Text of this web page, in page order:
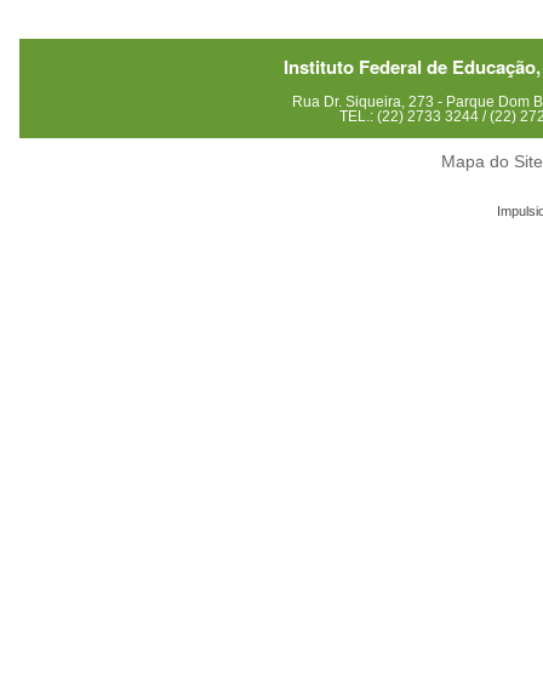
Instituto Federal de
Rua Dr. Siqueira, 273 - Parque Dom
TEL.: (22) 2733 3244 / (22)
Mapa do Site